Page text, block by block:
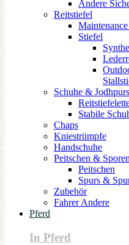
Andere
Reitstiefel
Maintenance
Stiefel
Schuhe & Jodhpurs
Stabile
Chaps
Kniestrümpfe
Handschuhe
Peitschen &
Peitschen
Spurs &
Zubehör
Fahrer Andere
Pferd
In Pferd